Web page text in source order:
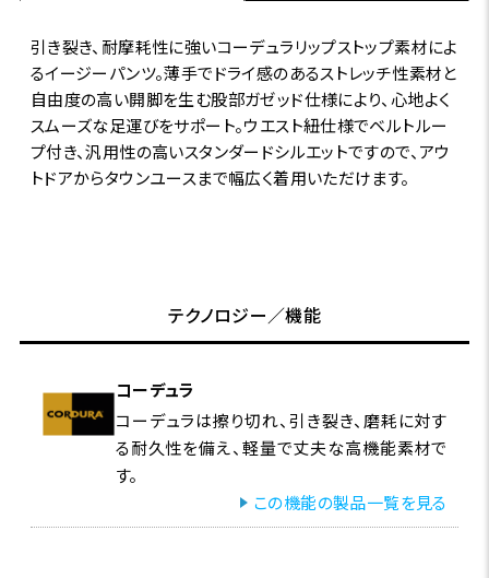
引き裂き、耐摩耗性に強いコーデュラリップストップ素材によ
るイージーパンツ。薄手でドライ感のあるストレッチ性素材と
自由度の高い開脚を生む股部ガゼッド仕様により、心地よく
スムーズな足運びをサポート。ウエスト紐仕様でベルトルー
プ付き、汎用性の高いスタンダードシルエットですので、アウ
トドアからタウンユースまで幅広く着用いただけます。
テクノロジー／機能
コーデュラ
コーデュラは擦り切れ、引き裂き、磨耗に対す
る耐久性を備え、軽量で丈夫な高機能素材で
す。
この機能の製品一覧を見る